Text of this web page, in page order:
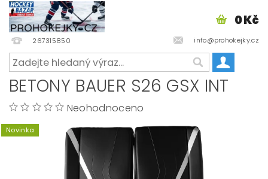
267315850 info@prohokejky.cz
0 Kč
BETONY BAUER S26 GSX INT
Neohodnoceno
Novinka